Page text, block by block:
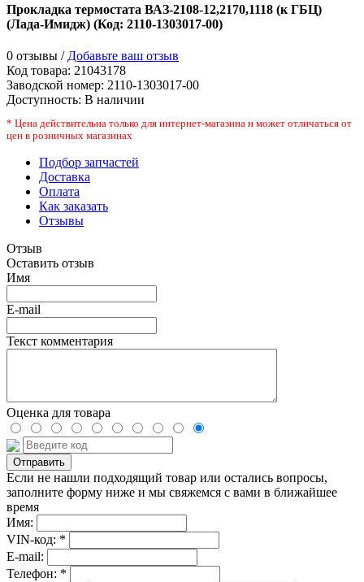
Прокладка термостата ВАЗ-2108-12,2170,1118 (к ГБЦ)
(Лада-Имидж) (Код: 2110-1303017-00)
0 отзывы / Добавьте ваш отзыв
Код товара: 21043178
Заводской номер: 2110-1303017-00
Доступность: В наличии
* Цена действительна только для интернет-магазина и может отличаться от
цен в розничных магазинах
Подбор запчастей
Доставка
Оплата
Как заказать
Отзывы
Отзыв
Оставить отзыв
Имя
E-mail
Текст комментария
Оценка для товара
Если не нашли подходящий товар или остались вопросы,
заполните форму ниже и мы свяжемся с вами в ближайшее
время
Имя:
VIN-код: *
E-mail:
Телефон: *